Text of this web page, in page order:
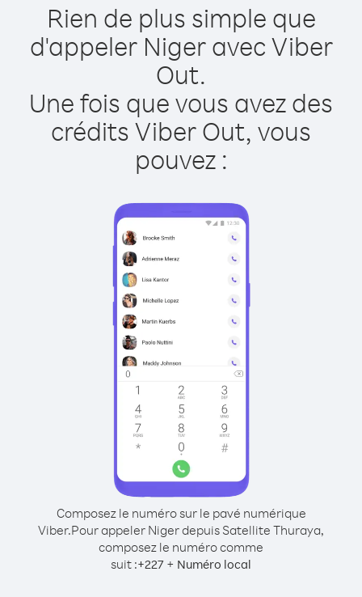
Rien de plus simple que
d'appeler Niger avec Viber
Out.
Une fois que vous avez des
crédits Viber Out, vous
pouvez :
Composez le numéro sur le pavé numérique
Viber.Pour appeler Niger depuis Satellite Thuraya,
composez le numéro comme
suit :+227 + Numéro local